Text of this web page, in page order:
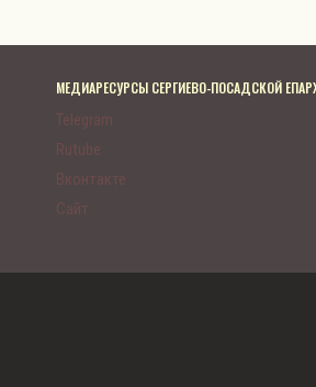
МЕДИАРЕСУРСЫ СЕРГИЕВО-ПОСАДСКОЙ
Telegram
Rutube
Вконтакте
Сайт